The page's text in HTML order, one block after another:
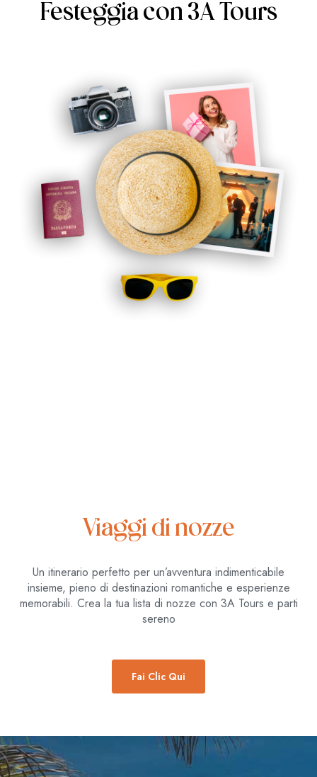
Festeggia con 3A Tours
Viaggi di nozze
Un itinerario perfetto per un’avventura indimenticabile
insieme, pieno di destinazioni romantiche e esperienze
memorabili. Crea la tua lista di nozze con 3A Tours e parti
sereno
Fai Clic Qui